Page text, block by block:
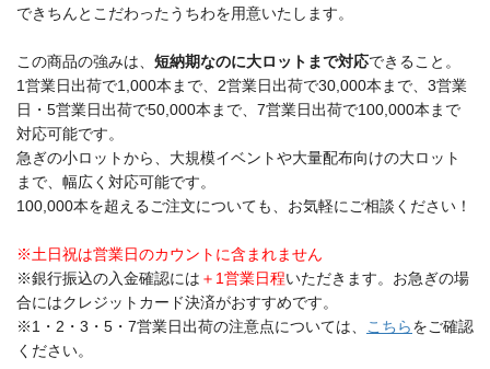
できちんとこだわったうちわを用意いたします。
この商品の強みは、 短納期なのに大ロットまで対応できること。
1営業日出荷で1,000本まで、2営業日出荷で30,000本まで、3営業
日・5営業日出荷で50,000本まで、7営業日出荷で100,000本まで
対応可能です。
急ぎの小ロットから、大規模イベントや大量配布向けの大ロット
まで、幅広く対応可能です。
100,000本を超えるご注文についても、お気軽にご相談ください！
※土日祝は営業日のカウントに含まれません
※銀行振込の入金確認には ＋1営業日程いただきます。お急ぎの場
合にはクレジットカード決済がおすすめです。
※1・2・3・5・7営業日出荷の注意点については、 こちらをご確認
ください。